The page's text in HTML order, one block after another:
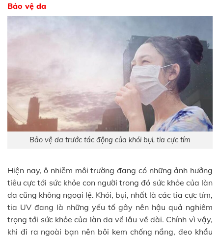
Bảo vệ da
Bảo vệ da trước tác động của khói bụi, tia cực tím
Hiện nay, ô nhiễm môi trường đang có những ảnh hưởng
tiêu cực tới sức khỏe con người trong đó sức khỏe của làn
da cũng không ngoại lệ. Khói, bụi, nhất là các tia cực tím,
tia UV đang là những yếu tố gây nên hậu quả nghiêm
trọng tới sức khỏe của làn da về lâu về dài. Chính vì vậy,
khi đi ra ngoài bạn nên bôi kem chống nắng, đeo khẩu